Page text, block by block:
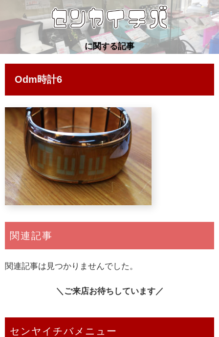
に関する記事
Odm時計6
関連記事
関連記事は見つかりませんでした。
＼ご来店お待ちしています／
センヤイチバメニュー